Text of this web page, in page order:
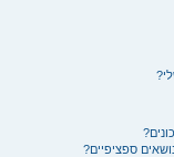
ספציפיים?